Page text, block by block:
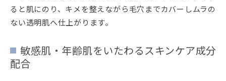
ると肌にのり、キメを整えながら毛穴までカバーしムラの
ない透明肌へ仕上がります。
敏感肌・年齢肌をいたわるスキンケア成分
配合